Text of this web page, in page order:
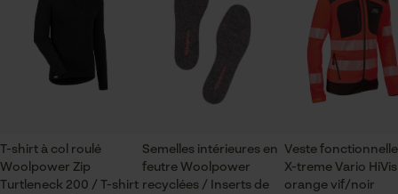
Échancrure du col
col montant
sylviculture, villes et communes, jardinage et
aménagement paysager, agriculture
T-shirt à col roulé
Woolpower Zip
Turtleneck 200 / T-shirt
Semelles intérieures en
feutre Woolpower
recyclées / Inserts de
Veste fonctionnelle
X-treme Vario HiVis
orange vif/noir
Vérifier linstallation de cookies
ID de session
Sauvegarder les préférences
pour traitement des données
Econda Tag Manager
Cookies statistiques